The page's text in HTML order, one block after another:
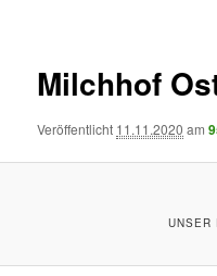
Milchhof
Veröffentlicht 11.11.2020 am
UNSER